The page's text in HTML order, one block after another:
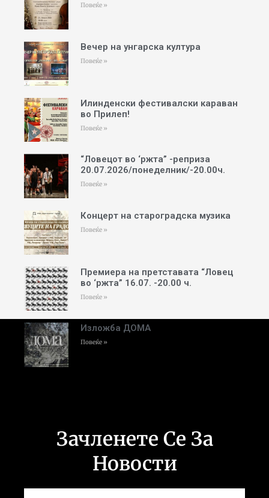
Повеќе »
Вечер на унгарска култура
Повеќе »
Илинденски фестивалски караван
во Прилеп!
Повеќе »
“Ловецот во ‘ржта” -реприза
20.07.2026/понеделник/-20.00ч.
Повеќе »
Концерт на староградска музика
Повеќе »
Премиера на претставата “Ловец
во ‘ржта” 16.07. -20.00 ч.
Повеќе »
Изложба ДОМА
Повеќе »
Зачленете Се За
Новости